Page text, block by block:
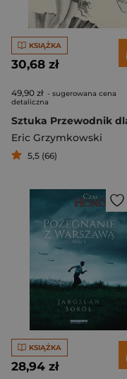
KSIĄŻKA
30,68 zł
49,90 zł - sugerowana cena
detaliczna
Eric Grzymkowski
5,5 (66)
KSIĄŻKA
28,94 zł